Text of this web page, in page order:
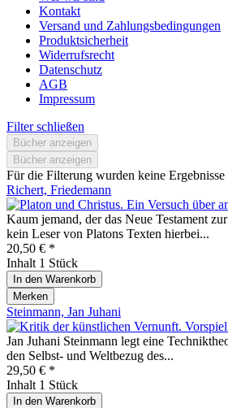
Kontakt
Versand und Zahlungsbedingungen
Produktsicherheit
Widerrufsrecht
Datenschutz
AGB
Impressum
Filter schließen
Bücher anzeigen
Bücher anzeigen
Für die Filterung wurden keine Ergebnisse
Richert, Friedemann
Kaum jemand, der das Neue Testament
kein Leser von Platons Texten hierbei...
20,50 € *
Inhalt 1 Stück
In den Warenkorb
Merken
Steinmann, Jan Juhani
Jan Juhani Steinmann legt eine
den Selbst- und Weltbezug des...
29,50 € *
Inhalt 1 Stück
In den Warenkorb